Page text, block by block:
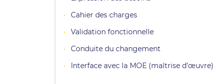
Cahier des charges
Validation fonctionnelle
Conduite du changement
Interface avec la MOE (maîtrise d’œuvre)